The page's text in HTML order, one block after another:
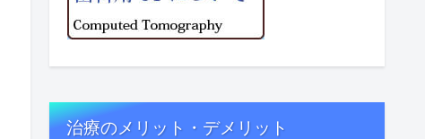
治療のメリット・デメリット